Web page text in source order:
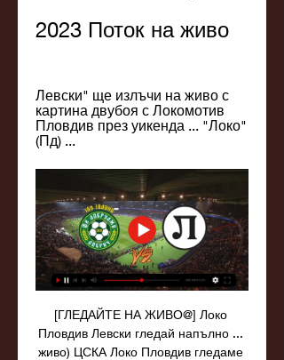
2023 Поток на живо
Левски" ще излъчи на живо с
картина двубоя с Локомотив
Пловдив през уикенда ... "Локо"
(Пд) ...
[ГЛЕДАЙТЕ НА ЖИВО@] Локо
Пловдив Левски гледай напълно ...
живо) ЦСКА Локо Пловдив гледаме